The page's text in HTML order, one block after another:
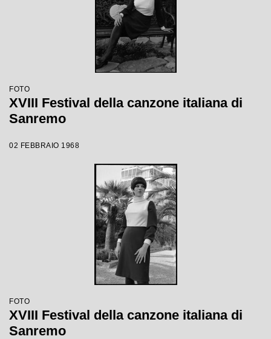
FOTO
XVIII Festival della canzone italiana di
Sanremo
02 FEBBRAIO 1968
FOTO
XVIII Festival della canzone italiana di
Sanremo